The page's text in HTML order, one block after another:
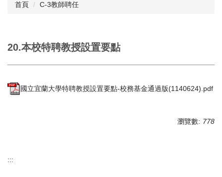
首頁 C-3教師聘任
20.本校特聘教授設置要點
國立宜蘭大學特聘教授設置要點-校務基金通過版(1140624).pdf
瀏覽數: 778
:::